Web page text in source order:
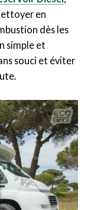
en
dès les
simple et
souci et éviter